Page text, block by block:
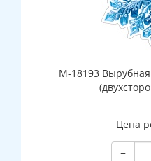
М-18193
Цена
−